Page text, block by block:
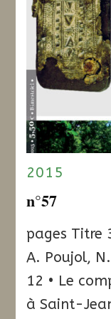
2015
n°57
pages Titre
A. Poujol,
12 • Le
à Saint-